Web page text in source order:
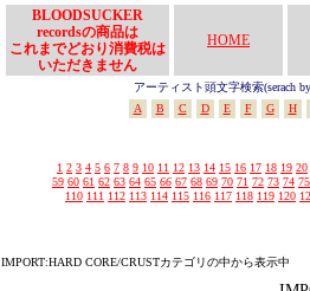
BLOODSUCKER
recordsの商品は
これまでどおり消費税は
いただきません
HOME
アーティスト頭文字検索(serach
A
B C D E F G H
1 2 3 4 5 6 7 8 9 10 11 12 13 14 15 16 17 18 19 20
59 60 61 62 63 64 65 66 67 68 69 70 71 72 73 74 75
110 111 112 113 114 115 116 117 118 119 120
IMPORT:HARD CORE/CRUSTカテゴリの中から表示中